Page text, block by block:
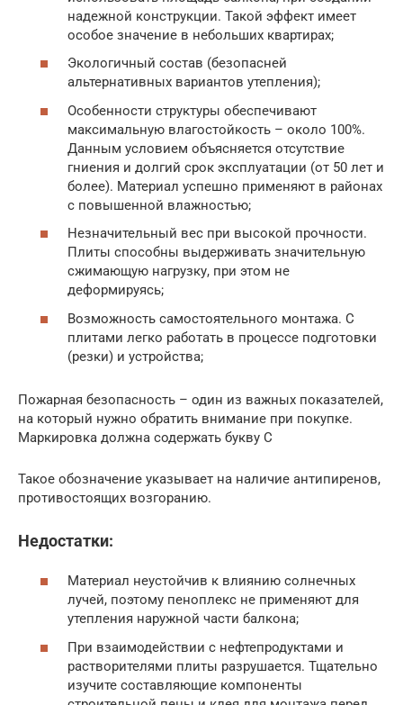
надежной конструкции. Такой эффект имеет
особое значение в небольших квартирах;
Экологичный состав (безопасней
альтернативных вариантов утепления);
Особенности структуры обеспечивают
максимальную влагостойкость – около 100%.
Данным условием объясняется отсутствие
гниения и долгий срок эксплуатации (от 50 лет и
более). Материал успешно применяют в районах
с повышенной влажностью;
Незначительный вес при высокой прочности.
Плиты способны выдерживать значительную
сжимающую нагрузку, при этом не
деформируясь;
Возможность самостоятельного монтажа. С
плитами легко работать в процессе подготовки
(резки) и устройства;
Пожарная безопасность – один из важных показателей,
на который нужно обратить внимание при покупке.
Маркировка должна содержать букву C
Такое обозначение указывает на наличие антипиренов,
противостоящих возгоранию.
Недостатки:
Материал неустойчив к влиянию солнечных
лучей, поэтому пеноплекс не применяют для
утепления наружной части балкона;
При взаимодействии с нефтепродуктами и
растворителями плиты разрушается. Тщательно
изучите составляющие компоненты